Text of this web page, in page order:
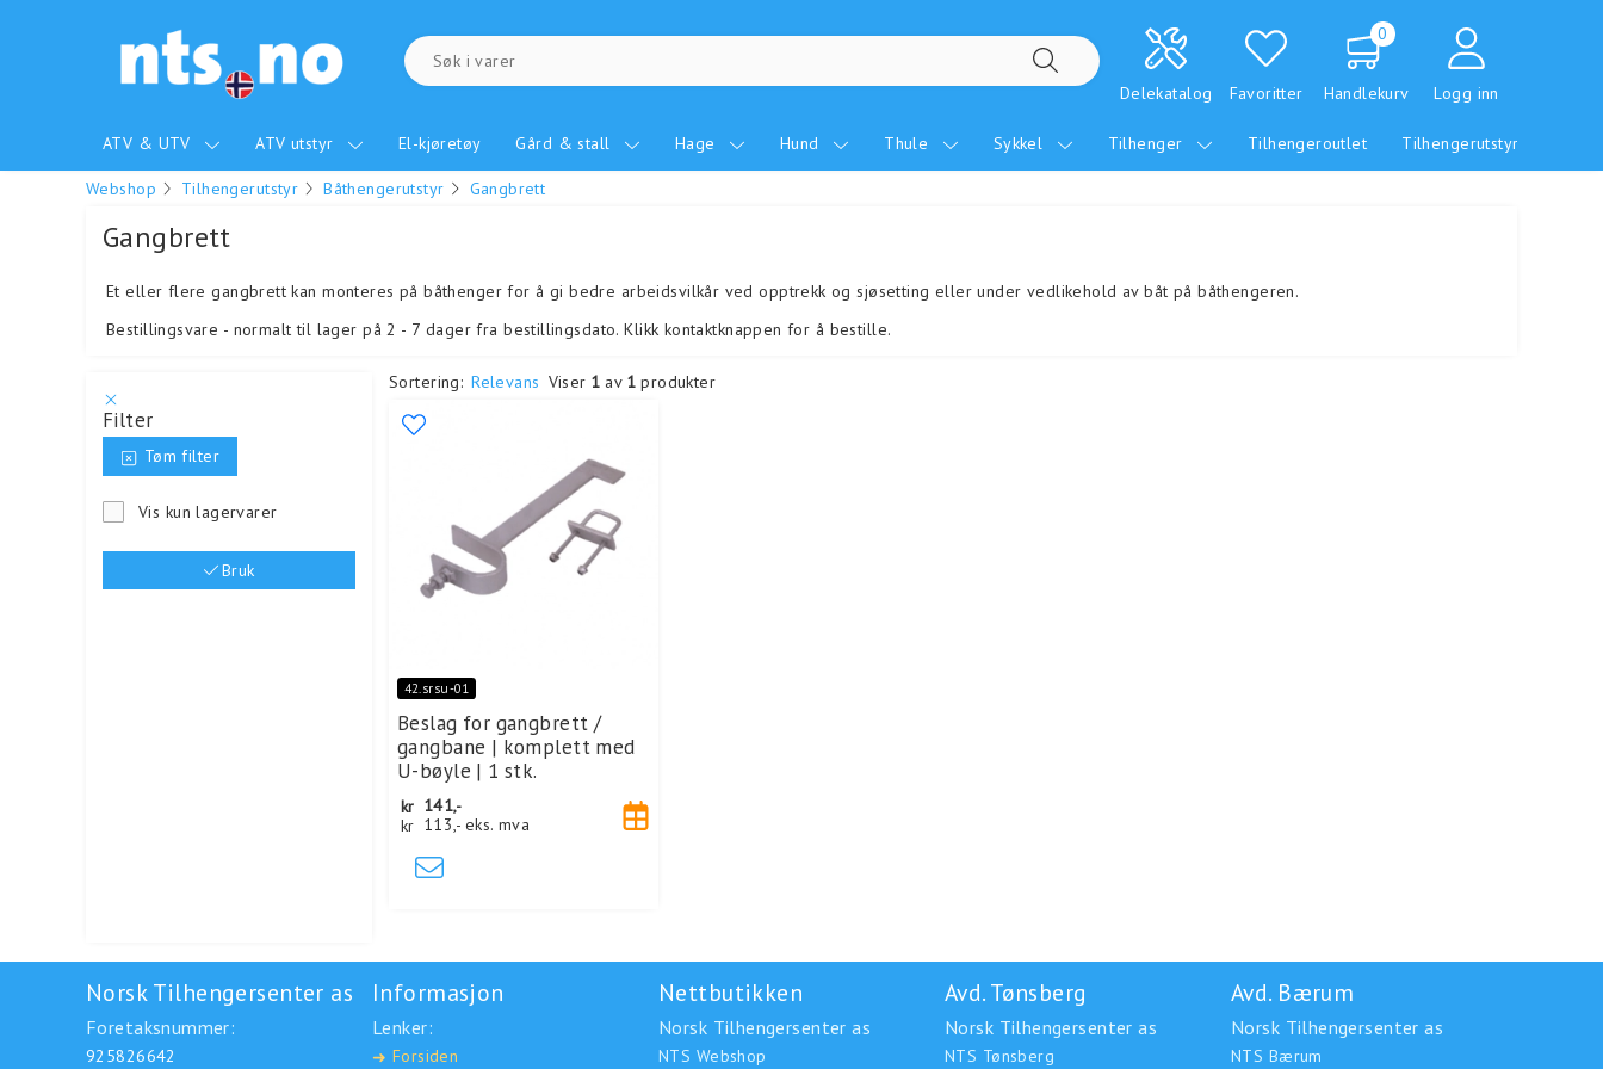
Delekatalog Favoritter
0
Handlekurv Logg inn
ATV & UTV ATV utstyr El-kjøretøy Gård & stall Hage Hund Thule Sykkel Tilhenger Tilhengeroutlet Tilhengerutstyr
Webshop Tilhengerutstyr Båthengerutstyr Gangbrett
Gangbrett
Et eller flere gangbrett kan monteres på båthenger for å gi bedre arbeidsvilkår ved opptrekk og sjøsetting eller under vedlikehold av båt på båthengeren.
​​​​​​​Bestillingsvare - normalt til lager på 2 - 7 dager fra bestillingsdato. Klikk kontaktknappen for å bestille.
Filter
Tøm filter
Vis kun lagervarer
Bruk
Sortering: Relevans Viser 1 av 1 produkter
42.srsu-01
Beslag for gangbrett /
gangbane | komplett med
U-bøyle | 1 stk.
kr 141,-
kr 113,- eks. mva
Norsk Tilhengersenter as
Foretaksnummer:
925826642
Informasjon
Lenker:
➜ Forsiden
Nettbutikken
Norsk Tilhengersenter as
NTS Webshop
Avd. Tønsberg
Norsk Tilhengersenter as
NTS Tønsberg
Avd. Bærum
Norsk Tilhengersenter as
NTS Bærum